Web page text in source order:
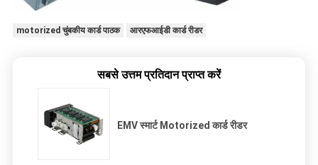
motorized चुंबकीय कार्ड पाठक आरएफआईडी कार्ड रीडर
सबसे उत्तम प्रतिदान प्राप्त करें
EMV स्मार्ट Motorized कार्ड रीडर